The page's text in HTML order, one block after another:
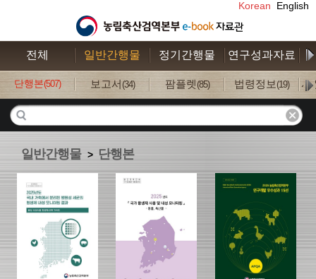
Korean English
전체 일반간행물 정기간행물 연구성과자료
단행본(507) 보고서 (34) 팜플렛 (85) 법령정보(19) 사
일반간행물 > 단행본